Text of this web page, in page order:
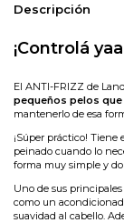
Descripción
¡Controlá
El ANTI-FRIZZ de
pequeños pelos que
mantenerlo de esa
¡Súper práctico! Tiene
peinado cuando lo
forma muy simple y
Uno de sus
como un
suavidad al cabello.